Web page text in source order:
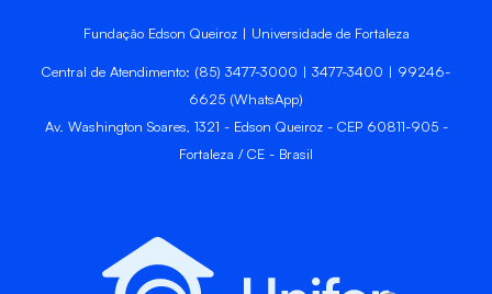
Fundação Edson Queiroz | Universidade de Fortaleza
Central de Atendimento: (85) 3477-3000 | 3477-3400 | 99246-
6625 (WhatsApp)
Av. Washington Soares, 1321 - Edson Queiroz - CEP 60811-905 -
Fortaleza / CE - Brasil